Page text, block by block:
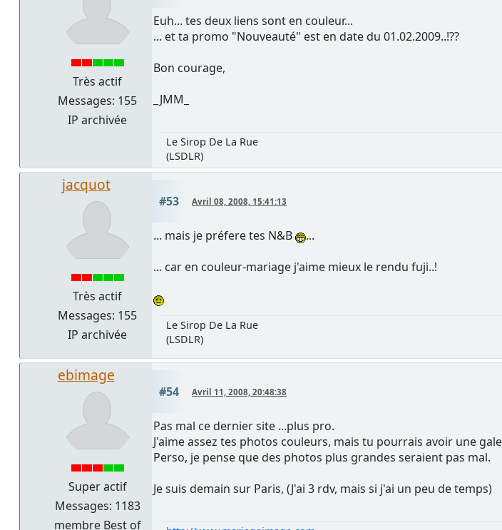
Très actif
Messages: 155
IP archivée
Euh... tes deux liens sont en couleur...
... et ta promo "Nouveauté" est en date du 01.02.2009..!??
Bon courage,
_JMM_
Le Sirop De La Rue
(LSDLR)
jacquot
Très actif
Messages: 155
IP archivée
#53 Avril 08, 2008, 15:41:13
... mais je préfere tes N&B
...
... car en couleur-mariage j'aime mieux le rendu fuji..!
Le Sirop De La Rue
(LSDLR)
ebimage
Super actif
Messages: 1183
membre Best of
#54 Avril 11, 2008, 20:48:38
Pas mal ce dernier site ...plus pro.
J'aime assez tes photos couleurs, mais tu pourrais avoir une
Perso, je pense que des photos plus grandes seraient pas mal.
Je suis demain sur Paris, (J'ai 3 rdv, mais si j'ai un peu de temps)